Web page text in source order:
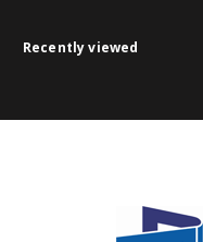
Recently viewed